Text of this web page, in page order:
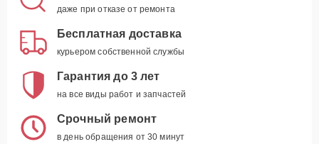
даже при отказе от ремонта
Бесплатная доставка
курьером собственной службы
Гарантия до 3 лет
на все виды работ и запчастей
Срочный ремонт
в день обращения от 30 минут